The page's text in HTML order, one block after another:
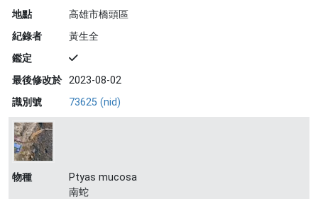
地點
高雄市橋頭區
紀錄者
黃生全
鑑定
最後修改於 2023-08-02
識別號
73625 (nid)
物種
Ptyas mucosa
南蛇